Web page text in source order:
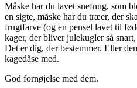
Måske har du lavet snefnug, som
en sigte, måske har du træer, der
frugtfarve (og en pensel lavet til
kager, der bliver julekugler så
Det er dig, der bestemmer. Eller
kagedåse med.
God fornøjelse med dem.